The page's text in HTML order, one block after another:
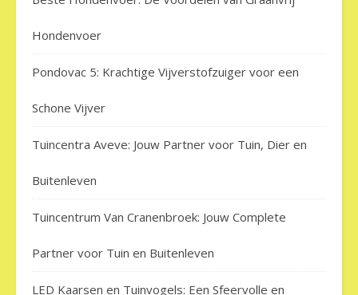
Hondenvoer
Pondovac 5: Krachtige Vijverstofzuiger voor een
Schone Vijver
Tuincentra Aveve: Jouw Partner voor Tuin, Dier en
Buitenleven
Tuincentrum Van Cranenbroek: Jouw Complete
Partner voor Tuin en Buitenleven
LED Kaarsen en Tuinvogels: Een Sfeervolle en